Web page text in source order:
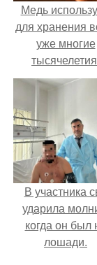
Медь
для хранения
уже многие
В участника
ударила
когда он был
лошади.